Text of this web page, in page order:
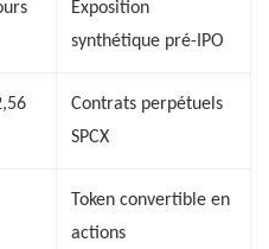
Exposition
synthétique pré-IPO
Contrats perpétuels
SPCX
Token convertible en
actions